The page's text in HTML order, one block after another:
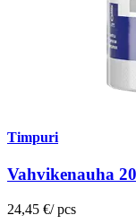
Timpuri
Vahvikenauha
24,45 €/ pcs